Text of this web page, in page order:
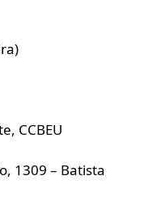
CCBEU
1309 – Batista